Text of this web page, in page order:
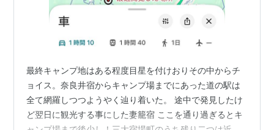
最終キャンプ地はある程度目星を付けおりその中からチ
ョイス。奈良井宿からキャンプ場までにあった道の駅は
全て網羅しつつようやく辿り着いた。 途中で発見したけ
ど翌日に観光する事にした妻籠宿 ここを通り過ぎるとキ